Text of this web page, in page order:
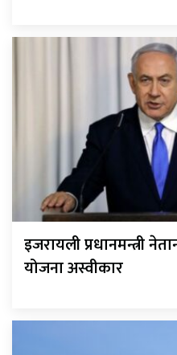
इजरायली प्रधानमन्त्री
योजना अस्वीकार